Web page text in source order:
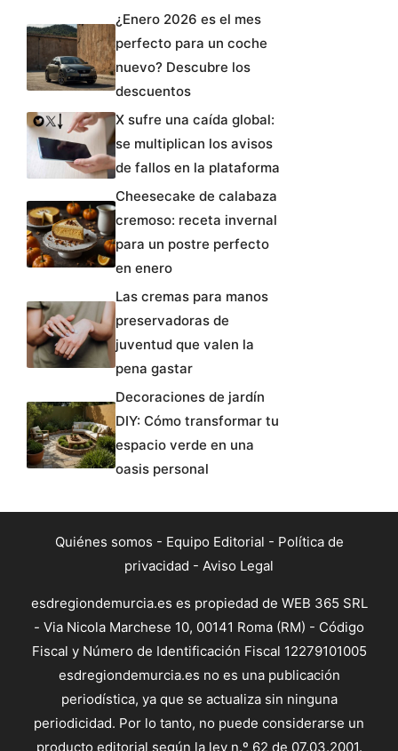
¿Enero 2026 es el mes
perfecto para un coche
nuevo? Descubre los
descuentos
X sufre una caída global:
se multiplican los avisos
de fallos en la plataforma
Cheesecake de calabaza
cremoso: receta invernal
para un postre perfecto
en enero
Las cremas para manos
preservadoras de
juventud que valen la
pena gastar
Decoraciones de jardín
DIY: Cómo transformar tu
espacio verde en una
oasis personal
Quiénes somos - Equipo Editorial - Política de
privacidad - Aviso Legal
esdregiondemurcia.es es propiedad de WEB 365 SRL
- Via Nicola Marchese 10, 00141 Roma (RM) - Código
Fiscal y Número de Identificación Fiscal 12279101005
esdregiondemurcia.es no es una publicación
periodística, ya que se actualiza sin ninguna
periodicidad. Por lo tanto, no puede considerarse un
producto editorial según la ley n.º 62 de 07.03.2001.